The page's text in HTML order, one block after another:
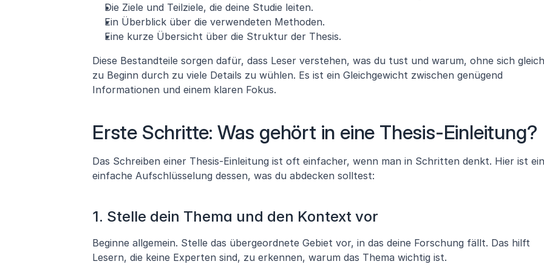
Die Ziele und Teilziele, die deine Studie leiten.
Ein Überblick über die verwendeten Methoden.
Eine kurze Übersicht über die Struktur der Thesis.
Diese Bestandteile sorgen dafür, dass Leser verstehen, was du tust und warum, ohne sich gleich
zu Beginn durch zu viele Details zu wühlen. Es ist ein Gleichgewicht zwischen genügend
Informationen und einem klaren Fokus.
Erste Schritte: Was gehört in eine Thesis-Einleitung?
Das Schreiben einer Thesis-Einleitung ist oft einfacher, wenn man in Schritten denkt. Hier ist
einfache Aufschlüsselung dessen, was du abdecken solltest:
1. Stelle dein Thema und den Kontext vor
Beginne allgemein. Stelle das übergeordnete Gebiet vor, in das deine Forschung fällt. Das hilft
Lesern, die keine Experten sind, zu erkennen, warum das Thema wichtig ist.